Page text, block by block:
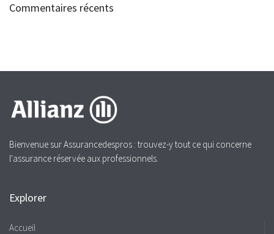
Commentaires récents
Bienvenue sur Assurancedespros : trouvez-y tout ce qui concerne
l'assurance réservée aux professionnels.
Explorer
Accueil